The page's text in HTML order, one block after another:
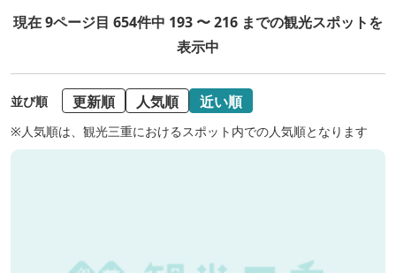
現在 9ページ目 654件中 193 〜 216 までの観光スポットを
表示中
並び順 更新順 人気順 近い順
※人気順は、観光三重におけるスポット内での人気順となります